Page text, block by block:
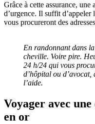
Grâce à cette assurance, une
d’urgence. Il suffit d’appeler
vous procureront des
En randonnant dans
cheville. Voire pire.
24 h/24 qui vous
d’hôpital ou d’avocat,
l’aide.
Voyager avec
en or